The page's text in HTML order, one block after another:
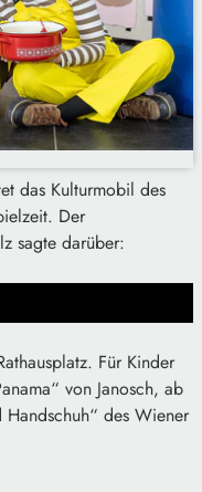
das Kulturmobil des
Der
sagte darüber:
Für Kinder
von Janosch, ab
des Wiener